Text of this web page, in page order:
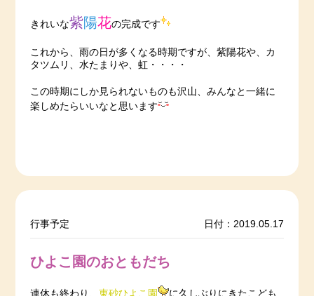
きれいな紫陽花の完成です
これから、雨の日が多くなる時期ですが、紫陽花や、カ
タツムリ、水たまりや、虹・・・・
この時期にしか見られないものも沢山、みんなと一緒に
楽しめたらいいなと思います
行事予定 日付：2019.05.17
ひよこ園のおともだち
連休も終わり、 東砂ひよこ園 に久しぶりにきたこども